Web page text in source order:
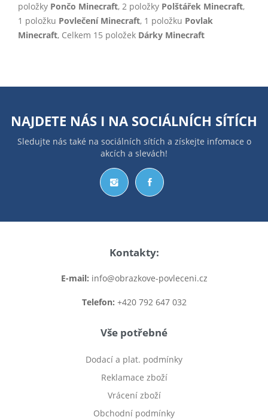
položky Pončo Minecraft, 2 položky Polštářek Minecraft,
1 položku Povlečení Minecraft, 1 položku Povlak
Minecraft, Celkem 15 položek Dárky Minecraft
NAJDETE NÁS I NA SOCIÁLNÍCH SÍTÍCH
Sledujte nás také na sociálních sítích a získejte infomace o
akcích a slevách!
Kontakty:
E-mail: info@obrazkove-povleceni.cz
Telefon: +420 792 647 032
Vše potřebné
Dodací a plat. podmínky
Reklamace zboží
Vrácení zboží
Obchodní podmínky